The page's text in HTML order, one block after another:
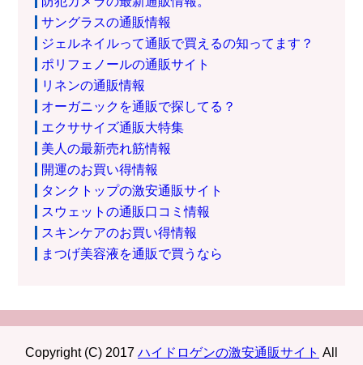
サングラスの通販情報
ジェルネイルって通販で買えるの知ってます？
ポリフェノールの通販サイト
リネンの通販情報
オーガニックを通販で探してる？
エクササイズ通販大特集
美人の最新売れ筋情報
開運のお買い得情報
タンクトップの激安通販サイト
スウェットの通販口コミ情報
スキンケアのお買い得情報
まつげ美容液を通販で買うなら
Copyright (C) 2017 ハイドロゲンの激安通販サイト All